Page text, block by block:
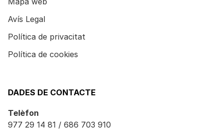
Avís Legal
Política de privacitat
Política de cookies
DADES DE CONTACTE
Telèfon
977 29 14 81 / 686 703 910